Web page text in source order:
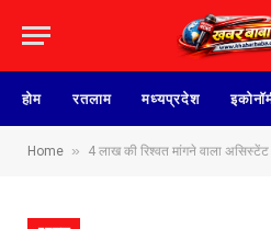
होम रतलाम मध्यप्रदेश
Home » 4 लाख की रिश्वत मांगने वाला असिस्टेंट प्रोफेसर लोकायुक्त के हत्थे चढ़ा,पोस्टिंग करवाने के